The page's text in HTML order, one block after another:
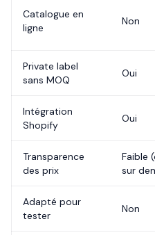
Catalogue en
ligne
Non
Private label
sans MOQ
Oui
Intégration
Shopify
Oui
Transparence
des prix
Faible
sur
Adapté pour
tester
Non